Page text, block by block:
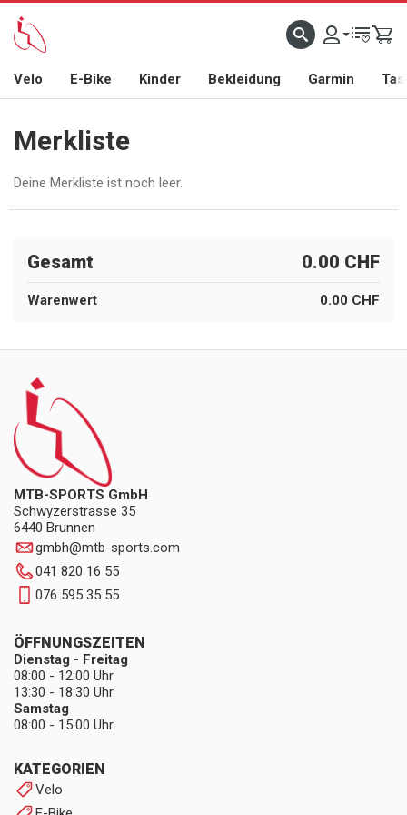
Velo E-Bike Kinder Bekleidung Garmin
Merkliste
Deine Merkliste ist noch leer.
Gesamt 0.00 CHF
Warenwert 0.00 CHF
MTB-SPORTS GmbH
Schwyzerstrasse 35
6440 Brunnen
gmbh@mtb-sports.com
041 820 16 55
076 595 35 55
KATEGORIEN
Velo
ÖFFNUNGSZEITEN
Dienstag - Freitag
08:00 - 12:00 Uhr
13:30 - 18:30 Uhr
Samstag
08:00 - 15:00 Uhr